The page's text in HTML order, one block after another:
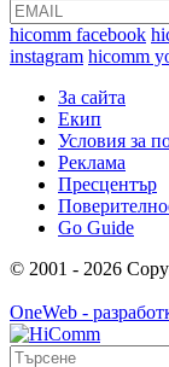
hicomm facebook
instagram hicomm
За сайта
Екип
Условия за
Реклама
Пресцентър
Go Guide
© 2001 - 2026
OneWeb -